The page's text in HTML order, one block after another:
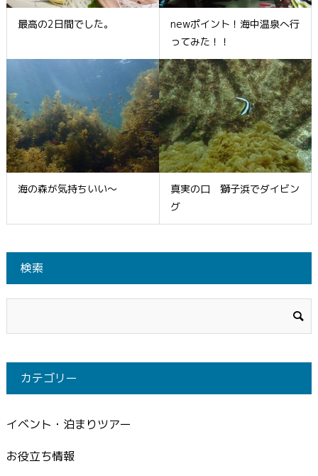
最高の2日間でした。
newポイント！海中温泉へ行
ってみた！！
海の森が気持ちいい～
真実の口 獅子浜でダイビン
グ
検索
カテゴリー
イベント・泊まりツアー
お役立ち情報